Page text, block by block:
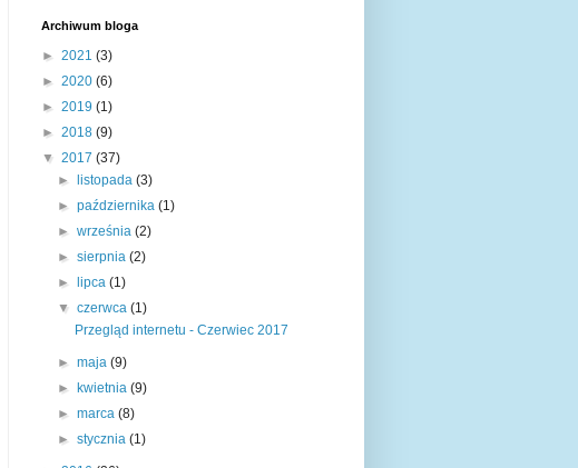
Archiwum bloga
► 2021 (3)
► 2020 (6)
► 2019 (1)
► 2018 (9)
▼ 2017 (37)
►
listopada(3)
►października(1)
►września(2)
►sierpnia(2)
►
lipca(1)
▼czerwca(1)
Przegląd internetu - Czerwiec 2017
►maja(9)
►
kwietnia(9)
►marca(8)
►stycznia(1)